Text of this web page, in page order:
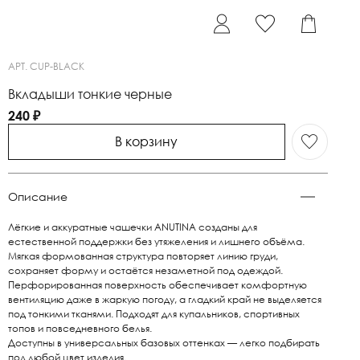
Вкладыши тонкие черные
240 ₽
АРТ.CUP-BLACK
В корзину
Описание
Лёгкие и аккуратные чашечки ANUTINA созданы для
естественной поддержки без утяжеления и лишнего объёма.
Мягкая формованная структура повторяет линию груди,
сохраняет форму и остаётся незаметной под одеждой.
Перфорированная поверхность обеспечивает комфортную
вентиляцию даже в жаркую погоду, а гладкий край не выделяется
под тонкими тканями. Подходят для купальников, спортивных
топов и повседневного белья.
Доступны в универсальных базовых оттенках — легко подбирать
под любой цвет изделия.